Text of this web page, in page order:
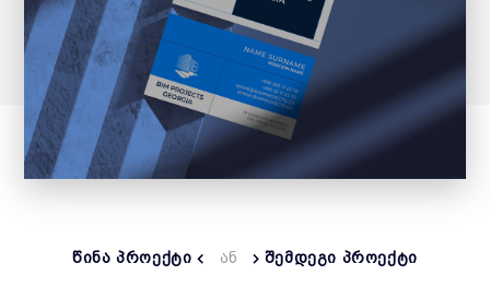
ᲬᲘᲜᲐ ᲞᲠᲝᲔᲥᲢᲘ ᲐᲜ ᲨᲔᲛᲓᲔᲒᲘ ᲞᲠᲝᲔᲥᲢᲘ